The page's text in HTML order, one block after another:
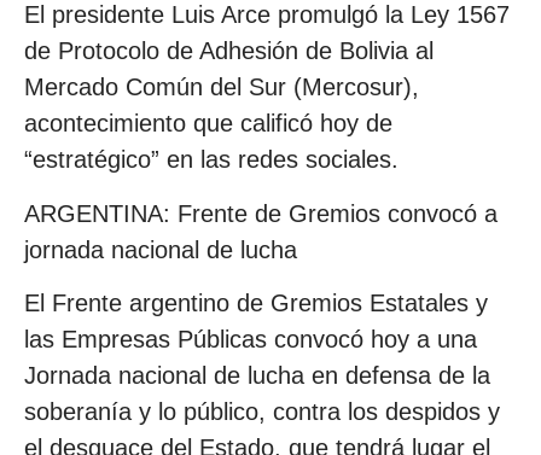
El presidente Luis Arce promulgó la Ley 1567
de Protocolo de Adhesión de Bolivia al
Mercado Común del Sur (Mercosur),
acontecimiento que calificó hoy de
“estratégico” en las redes sociales.
ARGENTINA: Frente de Gremios convocó a
jornada nacional de lucha
El Frente argentino de Gremios Estatales y
las Empresas Públicas convocó hoy a una
Jornada nacional de lucha en defensa de la
soberanía y lo público, contra los despidos y
el desguace del Estado, que tendrá lugar el